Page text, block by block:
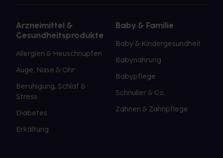
Arzneimittel &
Gesundheitsprodukte
Allergien & Heuschnupfen
Auge, Nase & Ohr
Beruhigung, Schlaf &
Stress
Diabetes
Erkältung
Baby & Familie
Baby & Kindergesundheit
Babynahrung
Babypflege
Schnuller & Co.
Zahnen & Zahnpflege